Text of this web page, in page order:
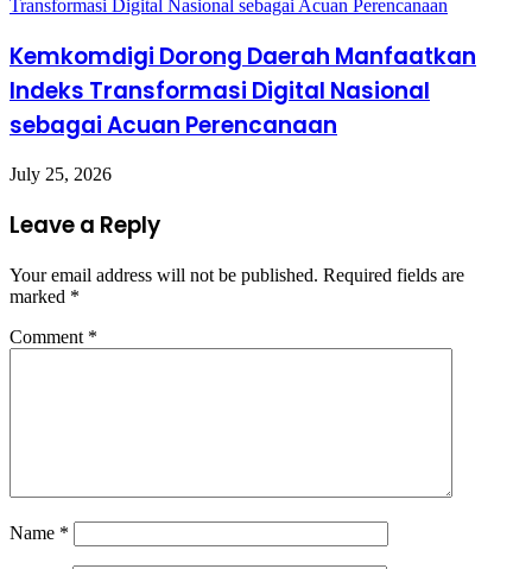
Kemkomdigi Dorong Daerah Manfaatkan
Indeks Transformasi Digital Nasional
sebagai Acuan Perencanaan
July 25, 2026
Leave a Reply
Your email address will not be published. Required fields are
marked *
Comment *
Name *